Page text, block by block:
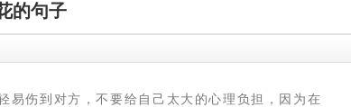
的句子
易伤到对方，不要给自己太大的心理负担，因为在